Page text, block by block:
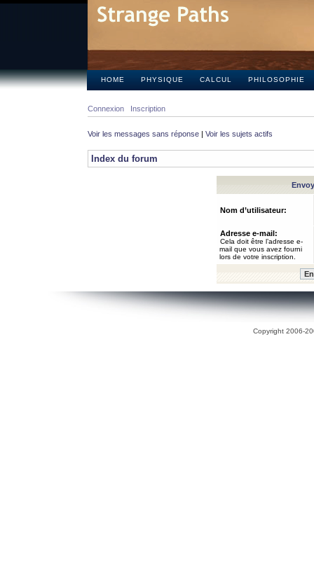
HOME PHYSIQUE CALCUL PHILOSOPHIE
Connexion Inscription
Voir les messages sans réponse | Voir les sujets actifs
Index du forum
Nom d’utilisateur:
Adresse e-mail:
Cela doit être l’adresse e-
mail que vous avez fourni
lors de votre inscription.
Copyright 2006-